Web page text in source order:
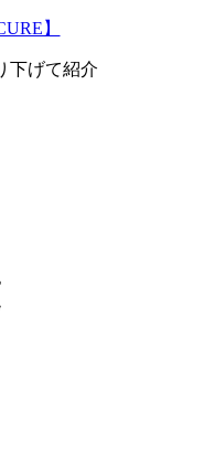
】
下げて紹介